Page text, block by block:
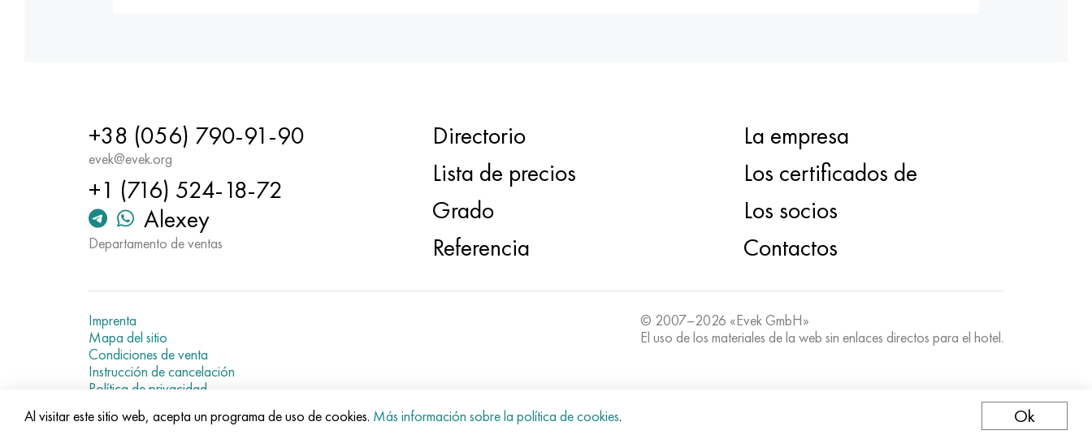
+38 (056) 790-91-90
evek@evek.org
+1 (716) 524-18-72
Alexey
Departamento de ventas
Directorio
Lista de precios
Grado
Referencia
La empresa
Los certificados de
Los socios
Contactos
Imprenta
Mapa del sitio
Condiciones de venta
Instrucción de cancelación
Política de privacidad
Current metal prices
© 2007–2026 «Evek GmbH»
El uso de los materiales de la web sin enlaces directos para el hotel.
Al visitar este sitio web, acepta un programa de uso de cookies. Más información sobre la política de cookies. Ok